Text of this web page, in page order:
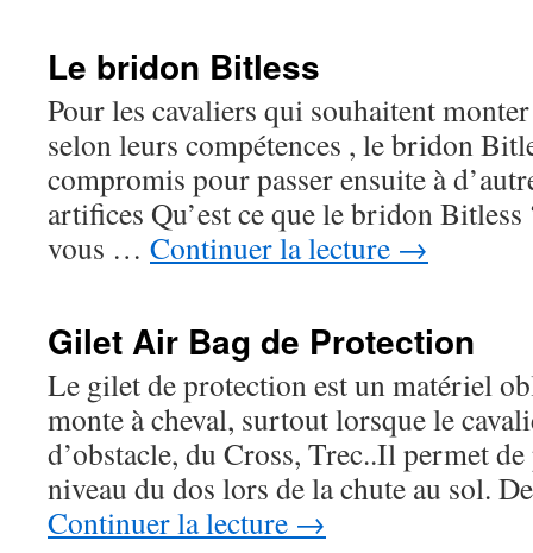
Le bridon Bitless
Pour les cavaliers qui souhaitent
selon leurs compétences , le bridon
compromis pour passer ensuite à
artifices Qu’est ce que le bridon
vous … Continuer la lecture →
Gilet Air Bag de Protection
Le gilet de protection est un matériel
monte à cheval, surtout lorsque le
d’obstacle, du Cross, Trec..Il permet
niveau du dos lors de la chute au sol.
Continuer la lecture →